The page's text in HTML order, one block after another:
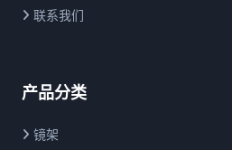
联系我们
产品分类
镜架